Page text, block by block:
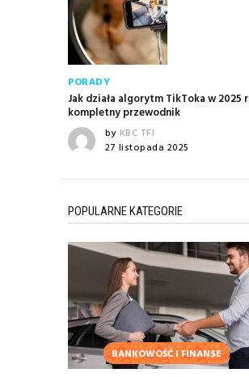
PORADY
Jak działa algorytm TikToka w 2025
kompletny przewodnik
by KBC TFI
27 listopada 2025
POPULARNE KATEGORIE
BANKOWOŚĆ I FINANSE